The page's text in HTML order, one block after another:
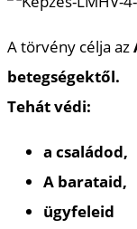
A törvény célja az
betegségektől.
Tehát védi:
a családod,
A barataid,
ügyfeleid